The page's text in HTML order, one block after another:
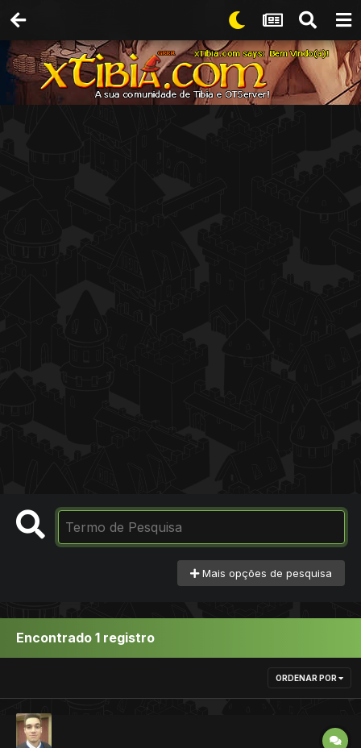
Mais opções de pesquisa
Encontrado 1 registro
ORDENAR POR